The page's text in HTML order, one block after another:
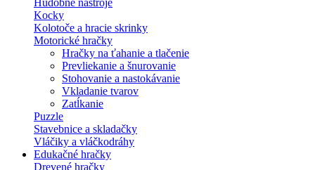
Hudobné nástroje
Kocky
Kolotoče a hracie skrinky
Motorické hračky
Hračky na ťahanie a tlačenie
Prevliekanie a šnurovanie
Stohovanie a nastokávanie
Vkladanie tvarov
Zatĺkanie
Puzzle
Stavebnice a skladačky
Vláčiky a vláčkodráhy
Edukačné hračky
Drevené hračky